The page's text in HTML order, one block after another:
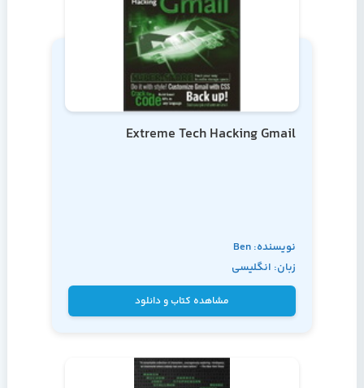
Extreme Tech Hacking Gmail
نویسنده: Ben
Hammersley
زبان: انگلیسی
مشاهده کتاب و دانلود